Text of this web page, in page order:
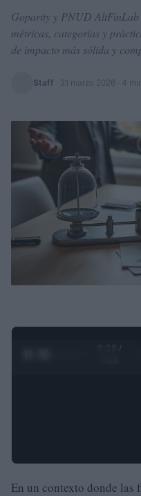
Goparity y PNUD
métricas, categorías y
de impacto más sólida y
Staff 21 marzo 2026 · 4
0:29 /
En un contexto donde las